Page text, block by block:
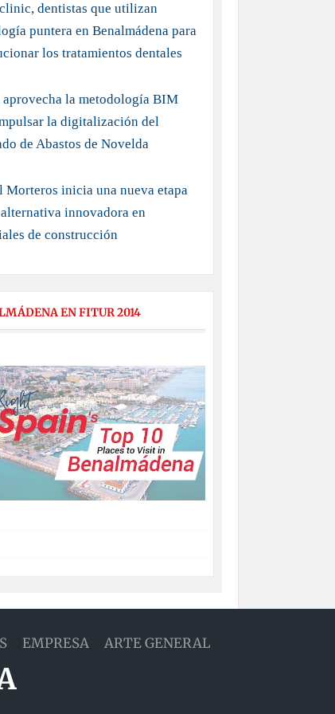
dentistas que utilizan
puntera en Benalmádena para
los tratamientos dentales
aprovecha la metodología BIM
la digitalización del
de Abastos de Novelda
Morteros inicia una nueva etapa
innovadora en
de construcción
EN FITUR 2014
EMPRESA ARTE GENERAL